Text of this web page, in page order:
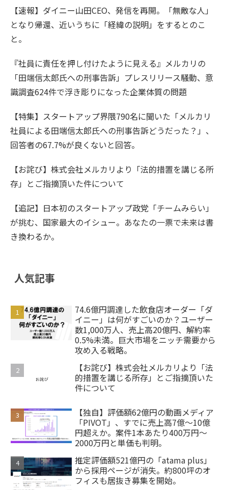
【速報】ダイニー山田CEO、発信を再開。「無敵な人」
となり帰還、近いうちに「経緯の説明」をするとのこ
と。
『社員に責任を押し付けたように見える』メルカリの
「田端信太郎氏への刑事告訴」プレスリリース騒動、意
識調査624件で浮き彫りになった企業体質の問題
【特集】スタートアップ界隈790名に聞いた「メルカリ
社員による田端信太郎氏への刑事告訴どうだった？」、
回答者の67.7%が良くないと回答。
【お詫び】株式会社メルカリより「法的措置を講じる所
存」とご指摘頂いた件について
【追記】日本初のスタートアップ政党「チームみらい」
が挑む、国家最大のイシュー。あなたの一票で未来は書
き換わるか。
人気記事
74.6億円調達した飲食店オーダー「ダ
イニー」は何がすごいのか？ユーザー
数1,000万人、売上高20億円、解約率
0.5%未満。巨大市場をニッチ需要から
攻め入る戦略。
【お詫び】株式会社メルカリより「法
的措置を講じる所存」とご指摘頂いた
件について
【独自】評価額62億円の動画メディア
「PIVOT」、すでに売上高7億～10億
円超えか。案件1本あたり400万円～
2000万円と単価も判明。
推定評価額521億円の「atama plus」
から採用ページが消失。約800坪のオ
フィスも居抜き募集を開始。